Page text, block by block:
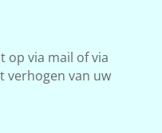
op via mail of via
verhogen van uw